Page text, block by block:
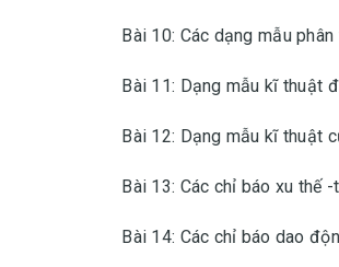
Bài 10: Các dạng mẫu
Bài 11: Dạng mẫu kĩ thuật
Bài 12: Dạng mẫu kĩ thuật
Bài 13: Các chỉ báo xu thế
Bài 14: Các chỉ báo dao